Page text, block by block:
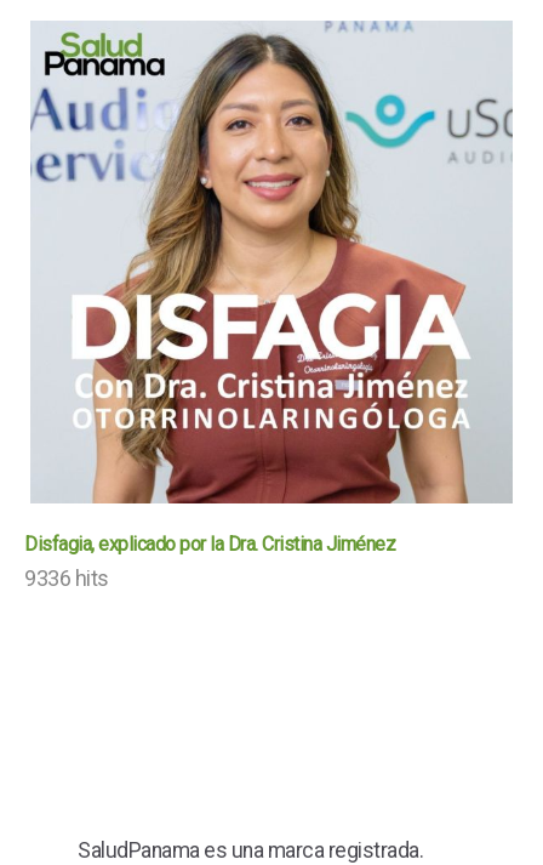
Disfagia, explicado por la Dra. Cristina Jiménez
9336 hits
SaludPanama es una marca registrada.